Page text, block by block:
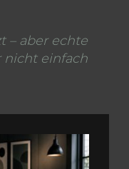
– aber echte
nicht einfach